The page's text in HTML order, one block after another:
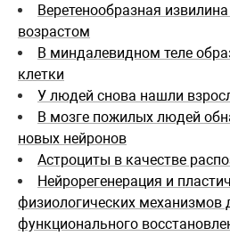
Веретенообразная
возрастом
В миндалевидном теле
клетки
У людей снова нашли
В мозге пожилых людей
новых нейронов
Астроциты в качестве
Нейрорегенерация и
физиологических механизмов
функционального